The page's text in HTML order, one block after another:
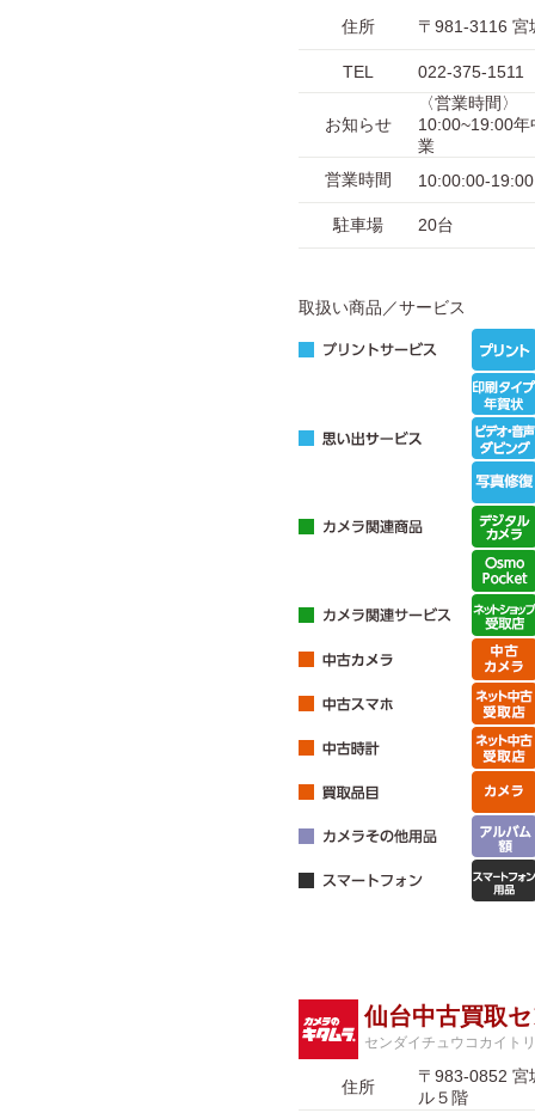
住所 〒981-3116 宮
TEL 022-375-1511
お知らせ
〈営業時間〉
10:00~19:00
業
営業時間
10:00:00-
駐車場 20台
取扱い商品／サービス
仙台中古買取
センダイチュウコカイト
住所
〒983-0852 宮
ル５階